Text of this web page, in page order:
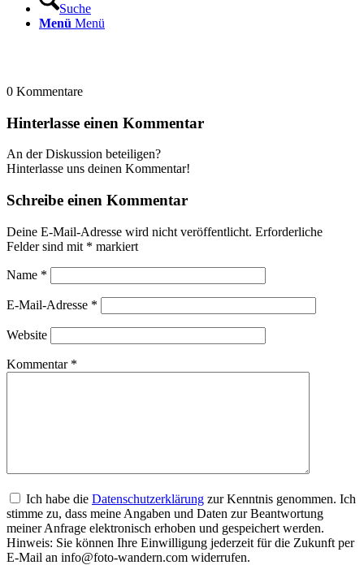
Suche
Menü Menü
0 Kommentare
Hinterlasse einen Kommentar
An der Diskussion beteiligen?
Hinterlasse uns deinen Kommentar!
Schreibe einen Kommentar
Deine E-Mail-Adresse wird nicht veröffentlicht. Erforderliche
Felder sind mit * markiert
Name *
E-Mail-Adresse *
Website
Kommentar *
Ich habe die Datenschutzerklärung zur Kenntnis genommen. Ich
stimme zu, dass meine Angaben und Daten zur Beantwortung
meiner Anfrage elektronisch erhoben und gespeichert werden.
Hinweis: Sie können Ihre Einwilligung jederzeit für die Zukunft per
E-Mail an info@foto-wandern.com widerrufen.